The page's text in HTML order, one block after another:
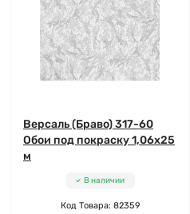
Версаль (Браво) 317-60
Обои под покраску 1,06x25
м
В наличии
Код Товара: 82359